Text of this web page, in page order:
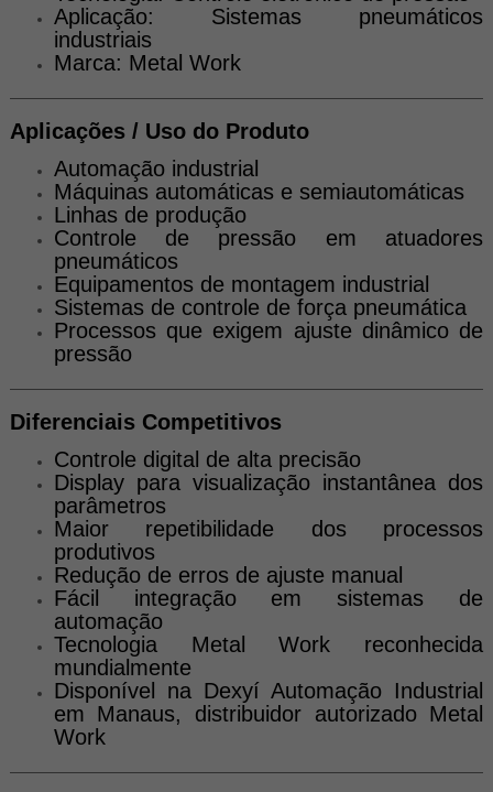
Aplicação: Sistemas pneumáticos
industriais
Marca: Metal Work
Aplicações / Uso do Produto
Automação industrial
Máquinas automáticas e semiautomáticas
Linhas de produção
Controle de pressão em atuadores
pneumáticos
Equipamentos de montagem industrial
Sistemas de controle de força pneumática
Processos que exigem ajuste dinâmico de
pressão
Diferenciais Competitivos
Controle digital de alta precisão
Display para visualização instantânea dos
parâmetros
Maior repetibilidade dos processos
produtivos
Redução de erros de ajuste manual
Fácil integração em sistemas de
automação
Tecnologia Metal Work reconhecida
mundialmente
Disponível na Dexyí Automação Industrial
em Manaus, distribuidor autorizado Metal
Work